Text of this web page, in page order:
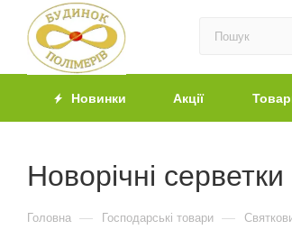
Новинки Акції
Новорічні
Головна — Господарські товари —